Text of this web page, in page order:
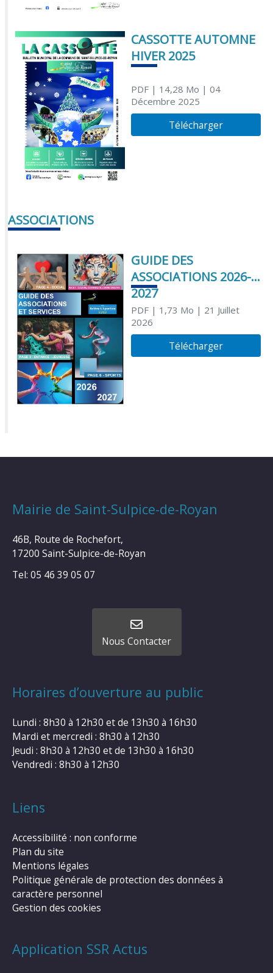
CASSOTTE AUTOMNE
HIVER 2025
PDF| 14,28 Mo | 04
Décembre 2025
Télécharger
ASSOCIATIONS
GUIDE DES
ASSOCIATIONS 2026-
2027
PDF| 1,73 Mo | 21 Juillet
2026
Télécharger
Mairie de Saint-Sulpice-de-Royan
46B, Route de Rochefort,
17200 Saint-Sulpice-de-Royan
Tel: 05 46 39 05 07
Nous Contacter
Horaires d’ouverture au public
Lundi : 8h30 à 12h30 et de 13h30 à 16h30
Mardi et mercredi : 8h30 à 12h30
Jeudi : 8h30 à 12h30 et de 13h30 à 16h30
Vendredi : 8h30 à 12h30
Liens
Accessibilité : non conforme
Plan du site
Mentions légales
Politique générale de protection des données à
caractère personnel
Gestion des cookies
Application SSR Actus